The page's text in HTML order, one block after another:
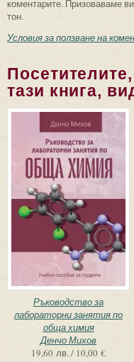
коментарите. Призоваваме
тон.
Условия за ползване на
тази книга,
Ръководство за
лабораторни занятия по
обща химия
Денчо Михов
19,60 лв. / 10,00 €